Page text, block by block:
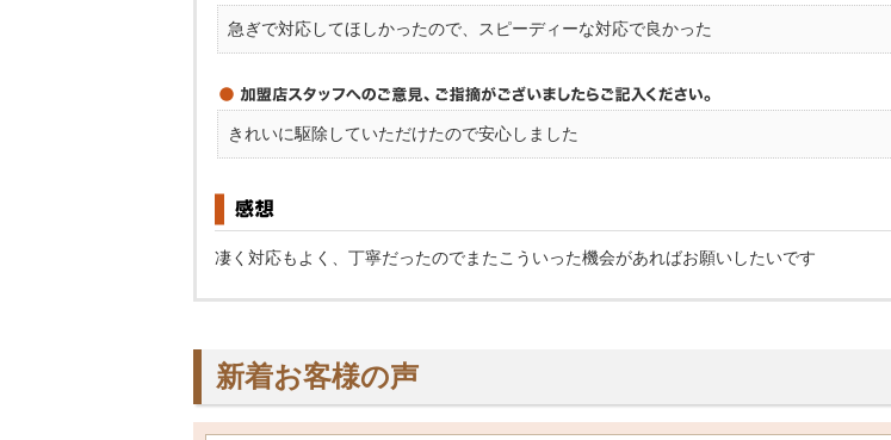
急ぎで対応してほしかったので、スピーディーな対応で良かった
きれいに駆除していただけたので安心しました
凄く対応もよく、丁寧だったのでまたこういった機会があればお願いしたいです
新着お客様の声